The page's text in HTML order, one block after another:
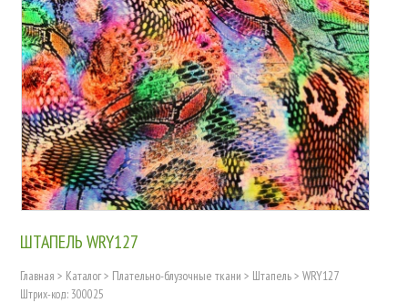
ШТАПЕЛЬ WRY127
Главная > Каталог> Плательно-блузочные ткани > Штапель> WRY127
Штрих-код: 300025